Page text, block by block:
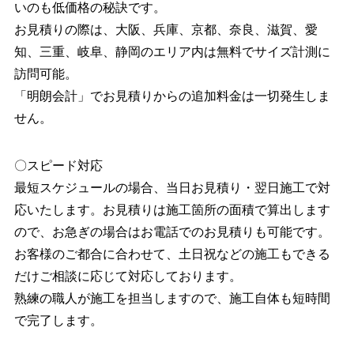
いのも低価格の秘訣です。
お見積りの際は、大阪、兵庫、京都、奈良、滋賀、愛
知、三重、岐阜、静岡のエリア内は無料でサイズ計測に
訪問可能。
「明朗会計」でお見積りからの追加料金は一切発生しま
せん。
〇スピード対応
最短スケジュールの場合、当日お見積り・翌日施工で対
応いたします。お見積りは施工箇所の面積で算出します
ので、お急ぎの場合はお電話でのお見積りも可能です。
お客様のご都合に合わせて、土日祝などの施工もできる
だけご相談に応じて対応しております。
熟練の職人が施工を担当しますので、施工自体も短時間
で完了します。